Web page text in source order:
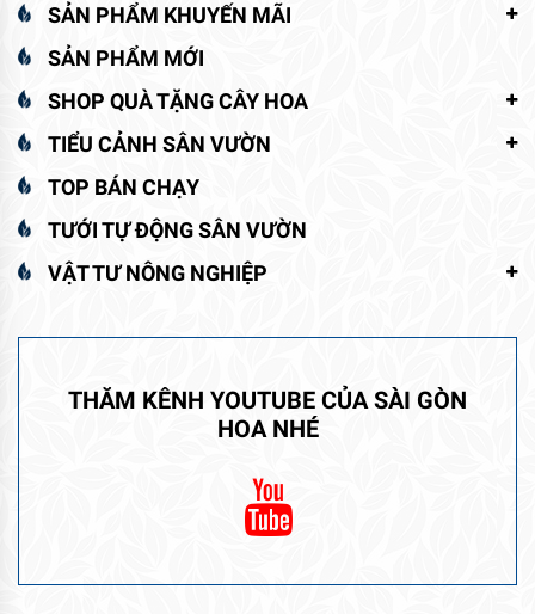
SẢN PHẨM KHUYẾN MÃI
SẢN PHẨM MỚI
SHOP QUÀ TẶNG CÂY HOA
TIỂU CẢNH SÂN VƯỜN
TOP BÁN CHẠY
TƯỚI TỰ ĐỘNG SÂN VƯỜN
VẬT TƯ NÔNG NGHIỆP
THĂM KÊNH YOUTUBE CỦA SÀI GÒN
HOA NHÉ